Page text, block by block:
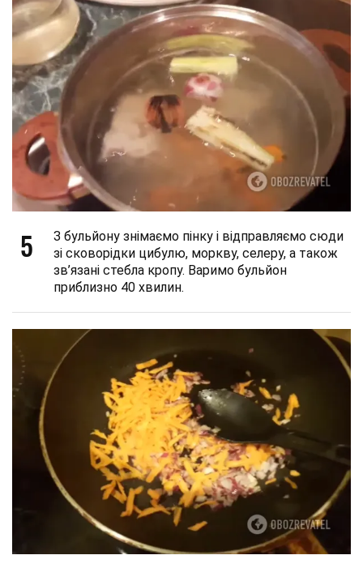
5
З бульйону знімаємо пінку і відправляємо сюди
зі сковорідки цибулю, моркву, селеру, а також
зв’язані стебла кропу. Варимо бульйон
приблизно 40 хвилин.